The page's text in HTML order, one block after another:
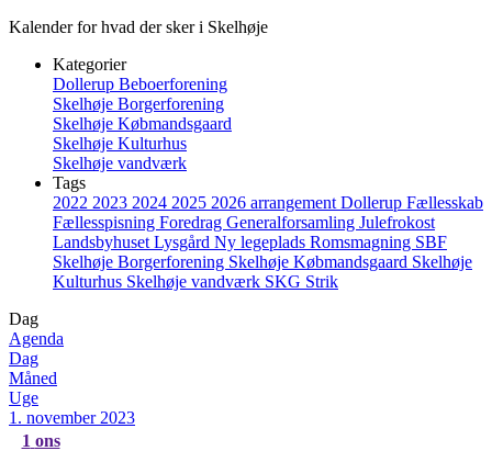
Kalender for hvad der sker i Skelhøje
Kategorier
Dollerup Beboerforening
Skelhøje Borgerforening
Skelhøje Købmandsgaard
Skelhøje Kulturhus
Skelhøje vandværk
Tags
2022 2023 2024 2025 2026 arrangement Dollerup Fællesskab
Fællesspisning Foredrag Generalforsamling Julefrokost
Landsbyhuset Lysgård Ny legeplads Romsmagning SBF
Skelhøje Borgerforening Skelhøje Købmandsgaard Skelhøje
Kulturhus Skelhøje vandværk SKG Strik
Dag
Agenda
Dag
Måned
Uge
1. november 2023
1 ons